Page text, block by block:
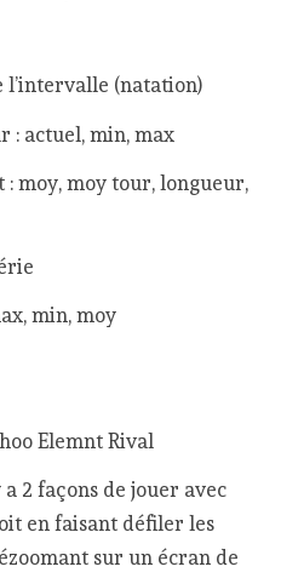
l’intervalle (natation)
: actuel, min, max
moy, moy tour, longueur,
min, moy
2 façons de jouer avec
en faisant défiler les
sur un écran de